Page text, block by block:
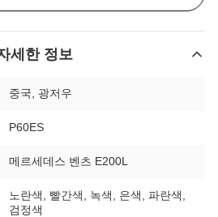
세한 정보
중국, 광저우
P60ES
메르세데스 벤츠 E200L
노란색, 빨간색, 녹색, 은색, 파란색,
검정색